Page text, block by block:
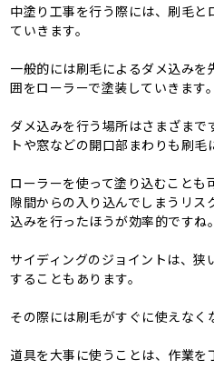
中塗り工事を行う際には、刷毛と
ていきます。
一般的には刷毛によるダメ込み
囲をローラーで塗装していきます。
ダメ込みを行う場所はさまざまで
トや窓などの開口部まわりも刷毛
ローラーを使って塗り込むことも
隙間からの入り込んでしまうリス
込みを行ったほうが効率的ですね。
サイディングのジョイントは、狭
することもあります。
その際には刷毛がすぐに使えなく
道具を大事に使うことは、作業を